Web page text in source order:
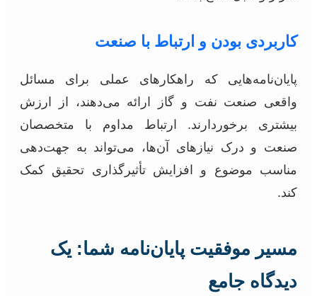
کاربردی بودن و ارتباط با صنعت
پایان‌نامه‌هایی که راهکارهای عملی برای مسائل
واقعی صنعت نفت و گاز ارائه می‌دهند، از ارزش
بیشتری برخوردارند. ارتباط مداوم با متخصصان
صنعت و درک نیازهای آن‌ها، می‌تواند به جهت‌دهی
مناسب موضوع و افزایش تأثیرگذاری تحقیق کمک
کند.
مسیر موفقیت پایان‌نامه شما: یک
دیدگاه جامع